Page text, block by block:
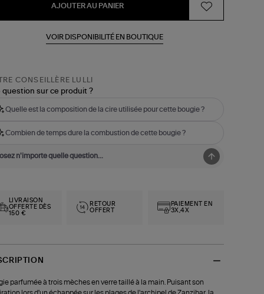
AJOUTER AU PANIER
VOIR DISPONIBILITÉ EN BOUTIQUE
CONSEILLÈRE LULLI
question sur ce produit ?
Quelle est la composition de la cire utilisée pour cette bougie ?
Combien de temps dure la combustion de cette bougie ?
LIVRAISON
OFFERTE DÈS
150 €
RETOUR
OFFERT
PAIEMENT EN
3X,4X
parfumée à trois mèches en verre taillé à la main. Puisant son